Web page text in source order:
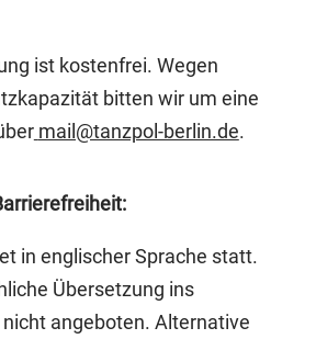
ist kostenfrei. Wegen
bitten wir um eine
mail@tanzpol-berlin.de.
in englischer Sprache statt.
Übersetzung ins
angeboten. Alternative